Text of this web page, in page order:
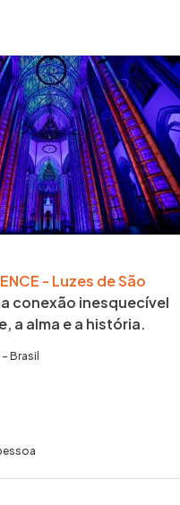
- Luzes de São
conexão inesquecível
a alma e a história.
- Brasil